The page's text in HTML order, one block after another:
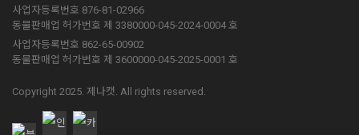
사업자등록번호 876-81-02966
|
동물판매업 허가번호 제 3380000-045-2024-0004 호
사업자등록번호 862-65-00902
|
동물판매업 허가번호 제 3600000-045-2025-0001 호
Copyright 2025. 제나캣. All rights reserved.